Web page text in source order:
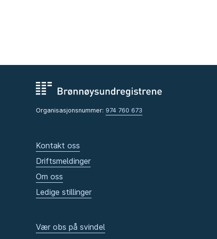
Organisasjonsnummer: 974 760 673
Kontakt oss
Driftsmeldinger
Om oss
Ledige stillinger
Vær obs på svindel